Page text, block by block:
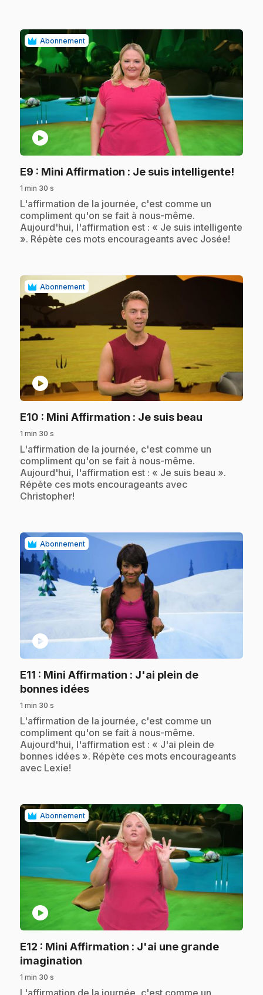
Abonnement
play_circle
E9 : Mini Affirmation : Je suis intelligente!
1 min 30 s
.L'affirmation de la journée, c'est comme un
compliment qu'on se fait à nous-même.
Aujourd'hui, l'affirmation est : « Je suis intelligente
». Répète ces mots encourageants avec Josée!
Abonnement
play_circle
E10 : Mini Affirmation : Je suis beau
1 min 30 s
.L'affirmation de la journée, c'est comme un
compliment qu'on se fait à nous-même.
Aujourd'hui, l'affirmation est : « Je suis beau ».
Répète ces mots encourageants avec
Christopher!
Abonnement
play_circle
E11 : Mini Affirmation : J'ai plein de
bonnes idées.
1 min 30 s
.L'affirmation de la journée, c'est comme un
compliment qu'on se fait à nous-même.
Aujourd'hui, l'affirmation est : « J'ai plein de
bonnes idées ». Répète ces mots encourageants
avec Lexie!
Abonnement
play_circle
E12 : Mini Affirmation : J'ai une grande
imagination
1 min 30 s
.L'affirmation de la journée, c'est comme un